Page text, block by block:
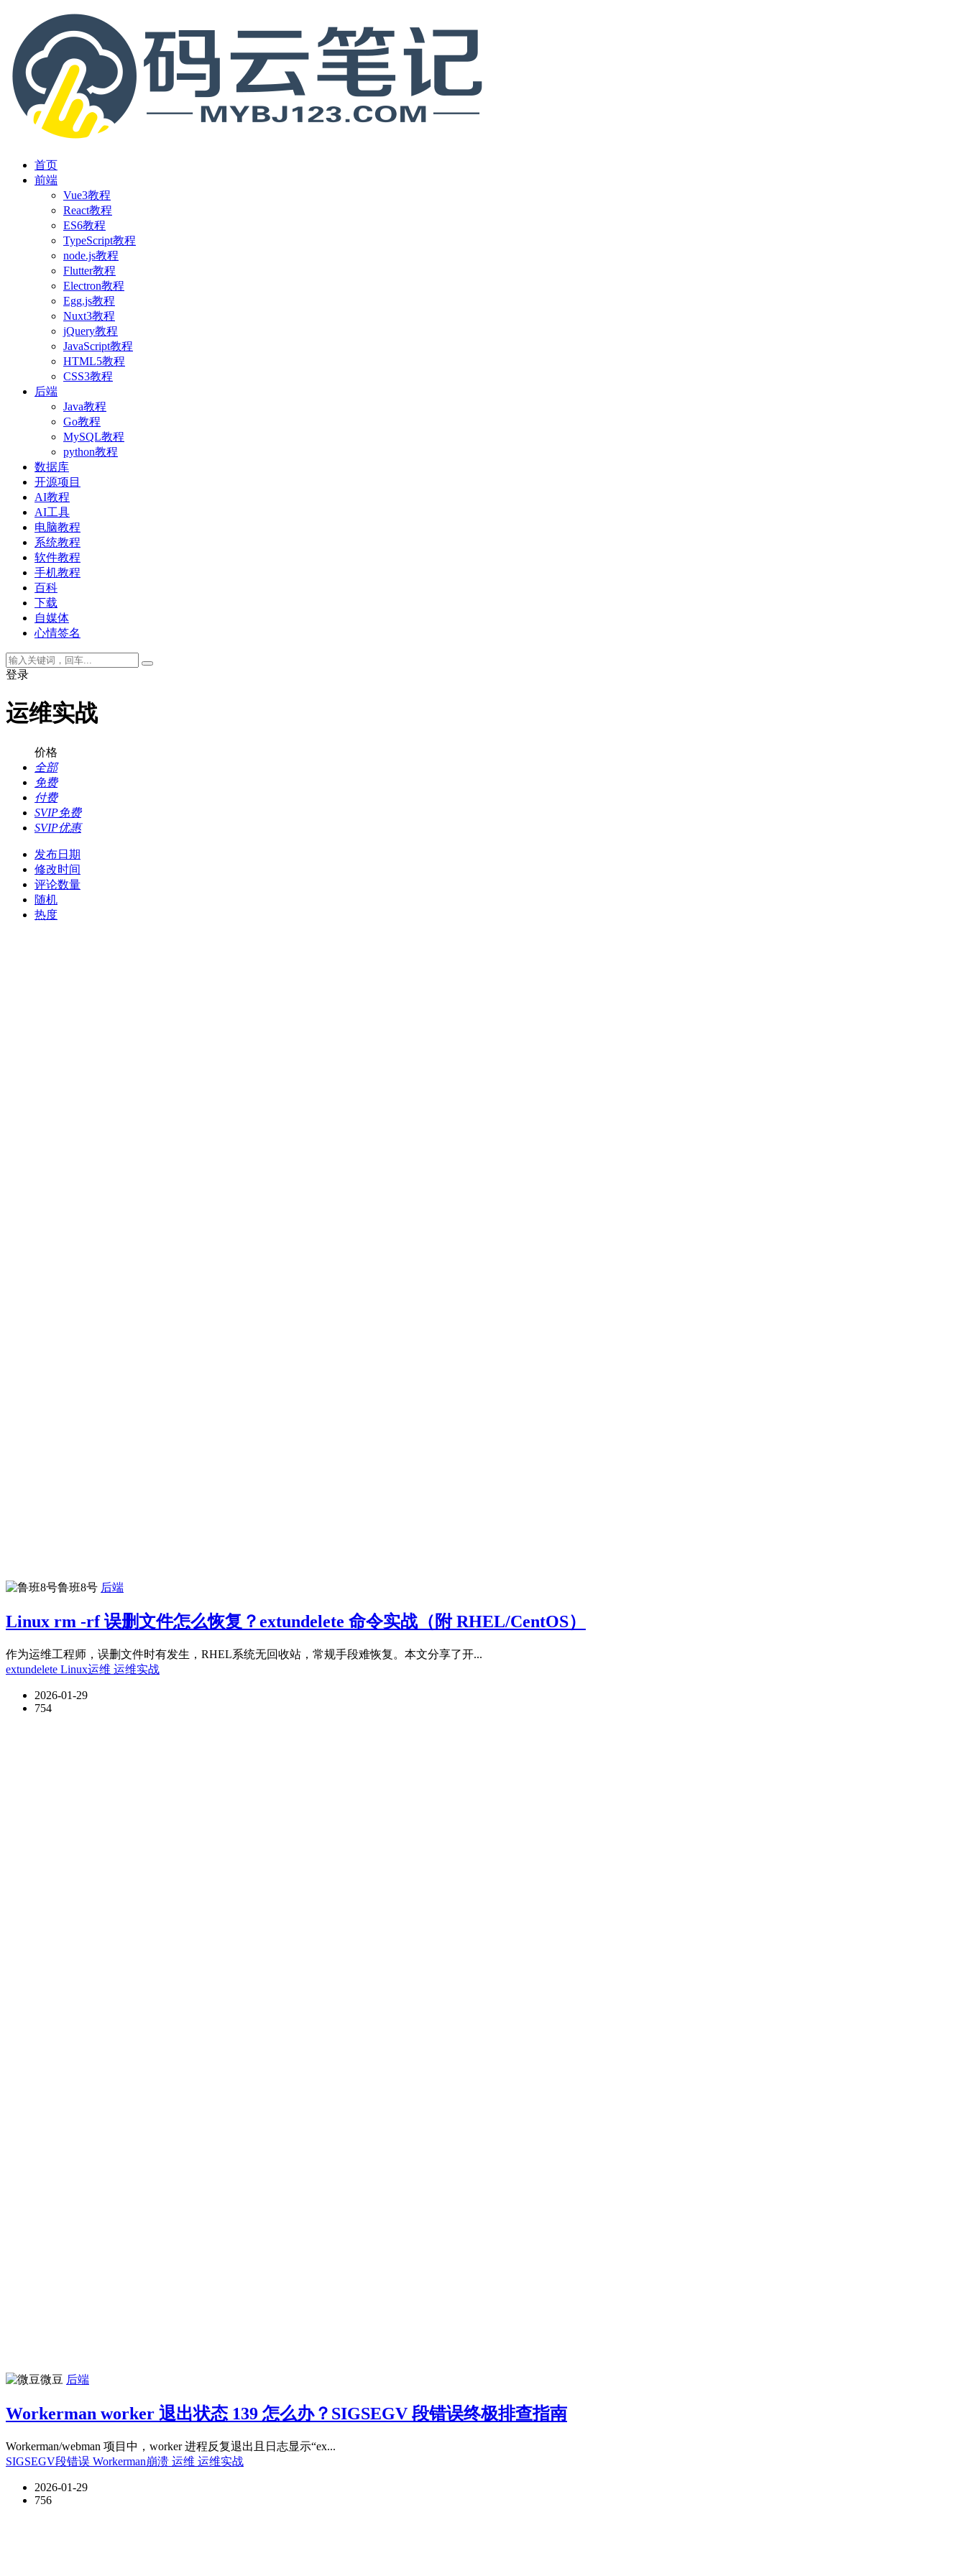
首页
前端
Vue3教程
React教程
ES6教程
TypeScript教程
node.js教程
Flutter教程
Electron教程
Egg.js教程
Nuxt3教程
jQuery教程
JavaScript教程
HTML5教程
CSS3教程
后端
Java教程
Go教程
MySQL教程
python教程
数据库
开源项目
AI教程
AI工具
电脑教程
系统教程
软件教程
手机教程
百科
下载
自媒体
心情签名
登录
运维实战
价格
全部
免费
付费
SVIP免费
SVIP优惠
发布日期
修改时间
评论数量
随机
热度
鲁班8号 后端
Linux rm -rf 误删文件怎么恢复？extundelete 命令实战（附 RHEL/CentOS）
作为运维工程师，误删文件时有发生，RHEL系统无回收站，常规手段难恢复。本文分享了开...
extundelete Linux运维 运维实战
2026-01-29
754
微豆 后端
Workerman worker 退出状态 139 怎么办？SIGSEGV 段错误终极排查指南
Workerman/webman 项目中，worker 进程反复退出且日志显示“ex...
SIGSEGV段错误 Workerman崩溃 运维 运维实战
2026-01-29
756